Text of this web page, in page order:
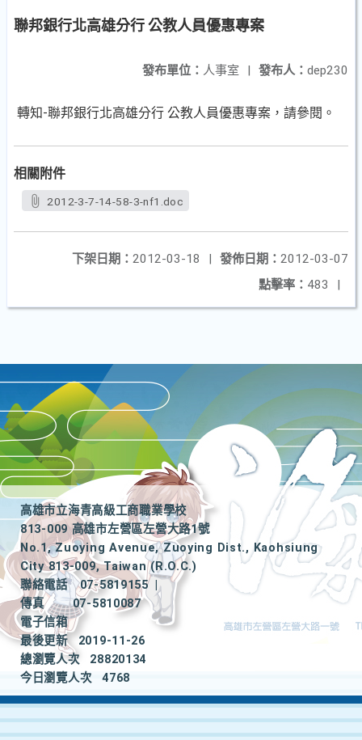
聯邦銀行北高雄分行 公教人員優惠專案
發布人： dep230
發布單位： 人事室 |
轉知-聯邦銀行北高雄分行 公教人員優惠專案，請參閱。
相關附件
2012-3-7-14-58-3-nf1.doc
發佈日期： 2012-03-07
下架日期： 2012-03-18
|
點擊率： 483 |
高雄市立海青高級工商職業學校
813-009 高雄市左營區左營大路1號
No.1, Zuoying Avenue, Zuoying Dist., Kaohsiung
City 813-009, Taiwan (R.O.C.)
聯絡電話
07-5819155
|
傳真
07-5810087
電子信箱
最後更新
2019-11-26
總瀏覽人次
28820134
今日瀏覽人次
4768